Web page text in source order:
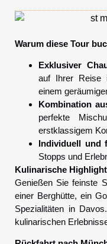
Warum diese Tour
Exklusiver
auf Ihrer Reise
einem
Kombination
perfekte
erstklassigem
Individuell und
Stopps und
Kulinarische
Genießen Sie feinste
einer Berghütte, ein
Spezialitäten in
kulinarischen